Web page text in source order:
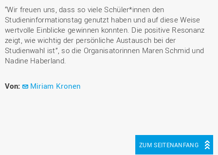
“Wir freuen uns, dass so viele Schüler*innen den
Studieninformationstag genutzt haben und auf diese Weise
wertvolle Einblicke gewinnen konnten. Die positive Resonanz
zeigt, wie wichtig der persönliche Austausch bei der
Studienwahl ist”, so die Organisatorinnen Maren Schmid und
Nadine Haberland.
Von: Miriam Kronen
ZUM SEITENANFANG